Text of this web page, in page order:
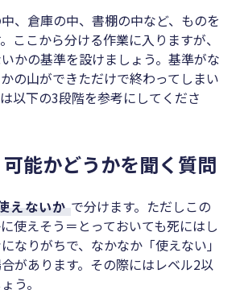
、倉庫の中、書棚の中など、ものを
ここから分ける作業に入りますが、
かの基準を設けましょう。基準がな
の山ができただけで終わってしまい
以下の3段階を参考にしてくださ
能かどうかを聞く質問
えないか で分けます。ただしこの
使えそう＝とっておいても死にはし
なりがちで、なかなか「使えない」
があります。その際にはレベル2以
う。